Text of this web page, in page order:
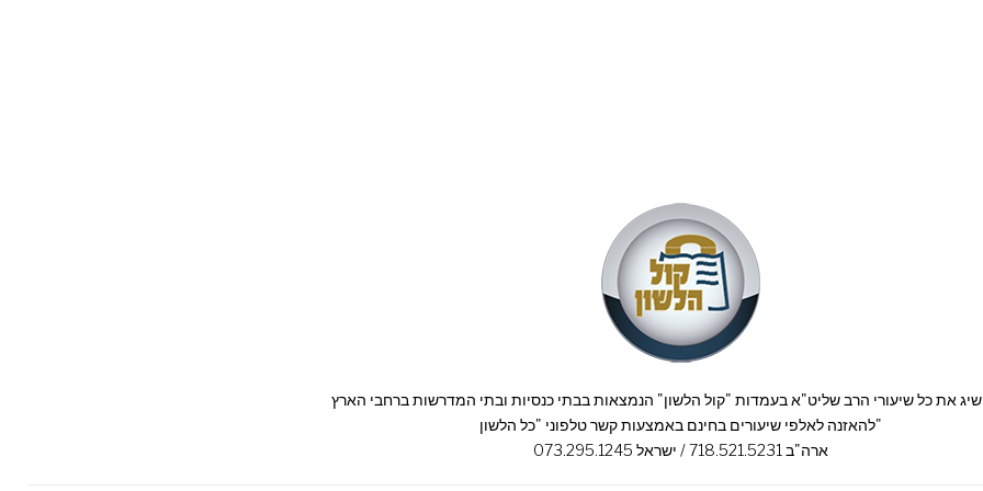
להאזנה לאלפי שיעורים בחינם באמצעות קשר טלפוני "כל הלשון"
ארה"ב 718.521.5231 / ישראל 073.295.1245